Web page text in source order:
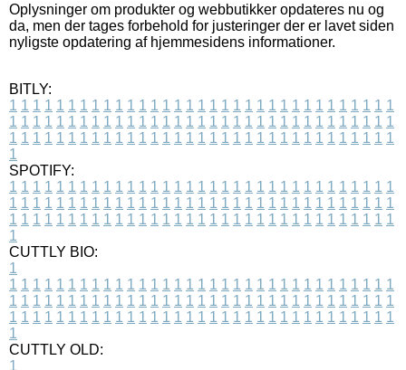
Oplysninger om produkter og webbutikker opdateres nu og
da, men der tages forbehold for justeringer der er lavet siden
nyligste opdatering af hjemmesidens informationer.
BITLY:
1 1 1 1 1 1 1 1 1 1 1 1 1 1 1 1 1 1 1 1 1 1 1 1 1 1 1 1 1 1 1 1 1
1 1 1 1 1 1 1 1 1 1 1 1 1 1 1 1 1 1 1 1 1 1 1 1 1 1 1 1 1 1 1 1 1
1 1 1 1 1 1 1 1 1 1 1 1 1 1 1 1 1 1 1 1 1 1 1 1 1 1 1 1 1 1 1 1 1
1
SPOTIFY:
1 1 1 1 1 1 1 1 1 1 1 1 1 1 1 1 1 1 1 1 1 1 1 1 1 1 1 1 1 1 1 1 1
1 1 1 1 1 1 1 1 1 1 1 1 1 1 1 1 1 1 1 1 1 1 1 1 1 1 1 1 1 1 1 1 1
1 1 1 1 1 1 1 1 1 1 1 1 1 1 1 1 1 1 1 1 1 1 1 1 1 1 1 1 1 1 1 1 1
1
CUTTLY BIO:
1
1 1 1 1 1 1 1 1 1 1 1 1 1 1 1 1 1 1 1 1 1 1 1 1 1 1 1 1 1 1 1 1 1
1 1 1 1 1 1 1 1 1 1 1 1 1 1 1 1 1 1 1 1 1 1 1 1 1 1 1 1 1 1 1 1 1
1 1 1 1 1 1 1 1 1 1 1 1 1 1 1 1 1 1 1 1 1 1 1 1 1 1 1 1 1 1 1 1 1
1
CUTTLY OLD:
1